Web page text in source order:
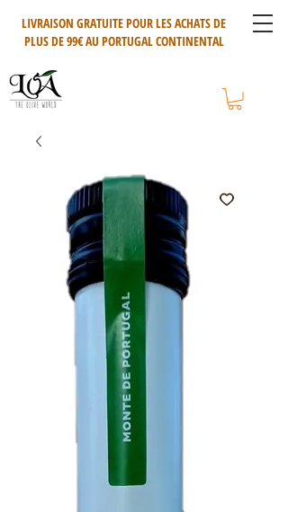
LIVRAISON GRATUITE POUR LES ACHATS DE
PLUS DE 99€ AU PORTUGAL CONTINENTAL